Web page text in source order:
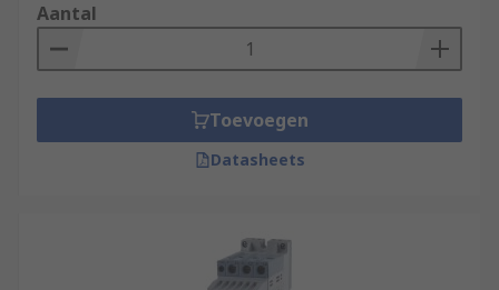
Aantal
Toevoegen
Datasheets